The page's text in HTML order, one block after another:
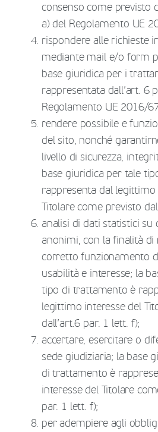
consenso come previsto
a) del Regolamento UE
rispondere alle richieste
mediante mail e/o form
base giuridica per i
rappresentata dall’art. 6
Regolamento UE 2016/
rendere possibile e
del sito, nonché
livello di sicurezza,
base giuridica per tale
rappresenta dal legittimo
Titolare come previsto
analisi di dati statistici su
anonimi, con la finalità
corretto funzionamento
usabilità e interesse; la
tipo di trattamento è
legittimo interesse del
dall’art.6 par. 1 lett. f);
accertare, esercitare o
sede giudiziaria; la base
di trattamento è
interesse del Titolare
par. 1 lett. f);
per adempiere agli